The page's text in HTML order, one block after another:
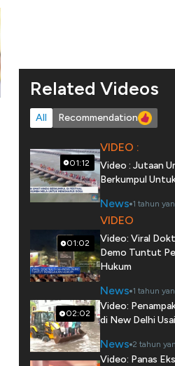
Related Videos
All Recommendation
01:12
VIDEO :
Video : Jutaan
Berkumpul
News 1 tahun
01:02
VIDEO
Video: Viral
Demo Tuntut
Hukum
News 1 tahun
02:02
Video:
di New Delhi
News 2 tahun
Video: Panas